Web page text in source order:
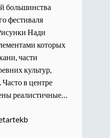
большинства
фестиваля
Нади
которых
части
культур,
в центре
реалистичные…